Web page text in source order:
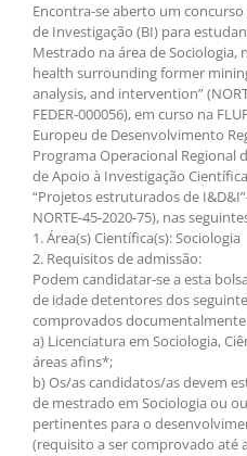
Encontra-se aberto um
de Investigação (BI) para
Mestrado na área de Sociologia,
health surrounding former
analysis, and intervention”
FEDER-000056), em curso na
Europeu de Desenvolvimento
Programa Operacional Regional
de Apoio à Investigação
“Projetos estruturados de
NORTE-45-2020-75), nas
1. Área(s) Científica(s): Sociologia
2. Requisitos de admissão:
Podem candidatar-se a esta
de idade detentores dos
comprovados
a) Licenciatura em Sociologia,
áreas afins*;
b) Os/as candidatos/as devem
de mestrado em Sociologia ou
pertinentes para o
(requisito a ser comprovado até